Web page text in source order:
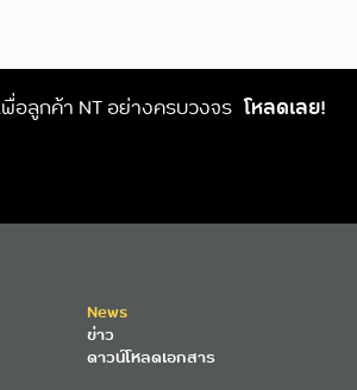
อลูกค้า NT อย่างครบวงจร โหลดเลย!
News
ข่าว
ดาวน์โหลดเอกสาร